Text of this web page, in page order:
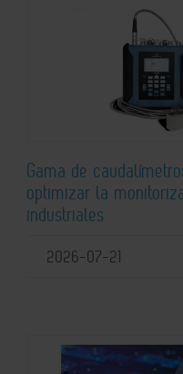
Gama de
optimizar la
industriales
2026-07-21